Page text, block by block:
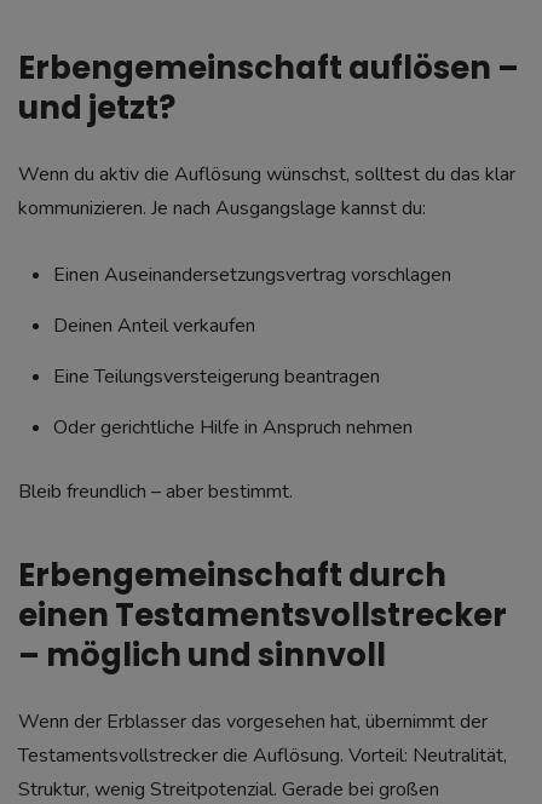
Erbengemeinschaft auflösen –
und jetzt?
Wenn du aktiv die Auflösung wünschst, solltest du das klar
kommunizieren. Je nach Ausgangslage kannst du:
Einen Auseinandersetzungsvertrag vorschlagen
Deinen Anteil verkaufen
Eine Teilungsversteigerung beantragen
Oder gerichtliche Hilfe in Anspruch nehmen
Bleib freundlich – aber bestimmt.
Erbengemeinschaft durch
einen Testamentsvollstrecker
– möglich und sinnvoll
Wenn der Erblasser das vorgesehen hat, übernimmt der
Testamentsvollstrecker die Auflösung. Vorteil: Neutralität,
Struktur, wenig Streitpotenzial. Gerade bei großen